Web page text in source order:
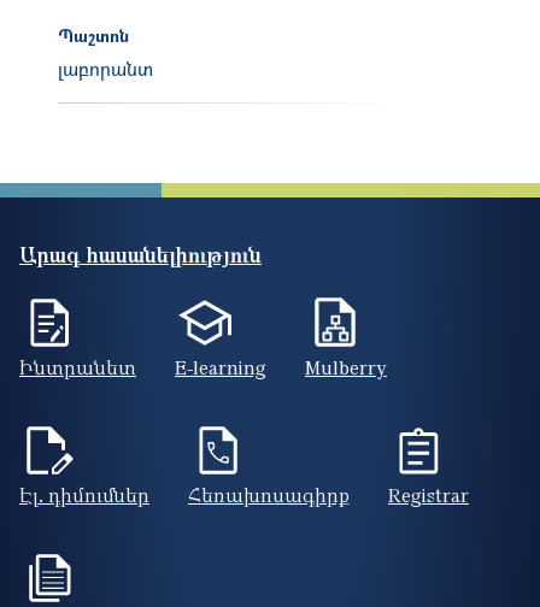
Պաշտոն
լաբորանտ
Արագ հասանելիություն
Ինտրանետ E-learning Mulberry
Էլ. դիմումներ Հեռախոսագիրք Registrar